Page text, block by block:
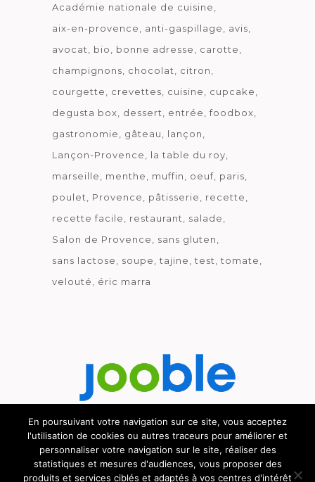
Académie nationale de cuisine
aix-en-provence
anti-gaspillage
avis
avocat
bio bonne adresse
carotte
champignons
chocolat
citron
courgette
crevettes cuisine
cupcake
degusta box
dessert entrée
foodbox
gastronomie
gâteau
lançon
Lançon-Provence
la table du roy
marseille
menthe muffin oeuf paris
poulet
Provence pâtisserie
recette
recette facile
restaurant
salade
Salon de Provence
sans gluten
sans lactose
soupe tajine test
tomate
velouté
éric marra
Découvrez le métier de la cuisine.
En poursuivant votre navigation sur ce site, vous acceptez
l'utilisation de cookies ou autres traceurs pour améliorer et
personnaliser votre navigation sur le site, réaliser des
statistiques et mesures d'audiences, vous proposer des
produits et services ciblés et adaptés à vos centres d'intérêt